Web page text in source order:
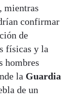
mientras
confirmar
de
físicas y la
hombres
la Guardia
de un